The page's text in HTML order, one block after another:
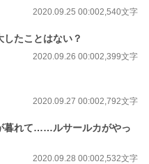
2020.09.25 00:002,540文字
たことはない？
2020.09.26 00:002,399文字
2020.09.27 00:002,792文字
暮れて……ルサールカがやっ
2020.09.28 00:002,532文字